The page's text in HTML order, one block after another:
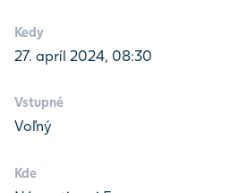
Kedy
27. apríl 2024, 08:30
Vstupné
Voľný
Kde